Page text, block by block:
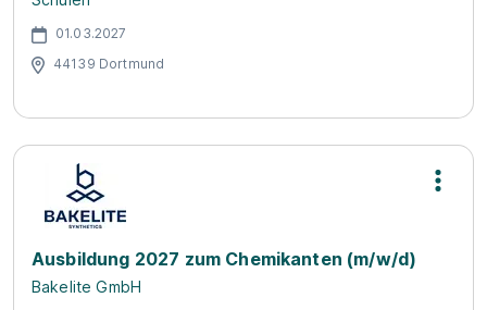
01.03.2027
44139 Dortmund
Ausbildung 2027 zum Chemikanten (m/w/d)
Bakelite GmbH